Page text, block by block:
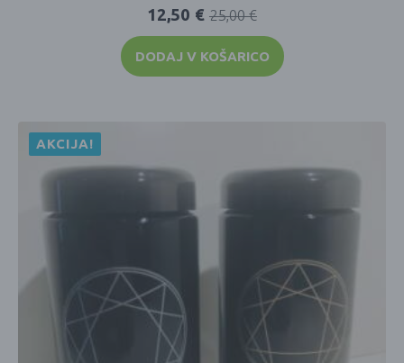
25,00€
12,50 €
DODAJ V KOŠARICO
AKCIJA!